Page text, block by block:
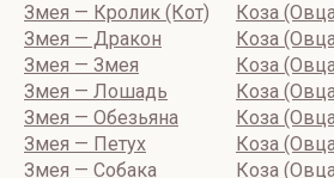
Змея — Кролик (Кот)
Змея — Дракон
Змея — Змея
Змея — Лошадь
Змея — Обезьяна
Змея — Петух
Змея — Собака
Коза
Коза
Коза
Коза
Коза
Коза
Коза